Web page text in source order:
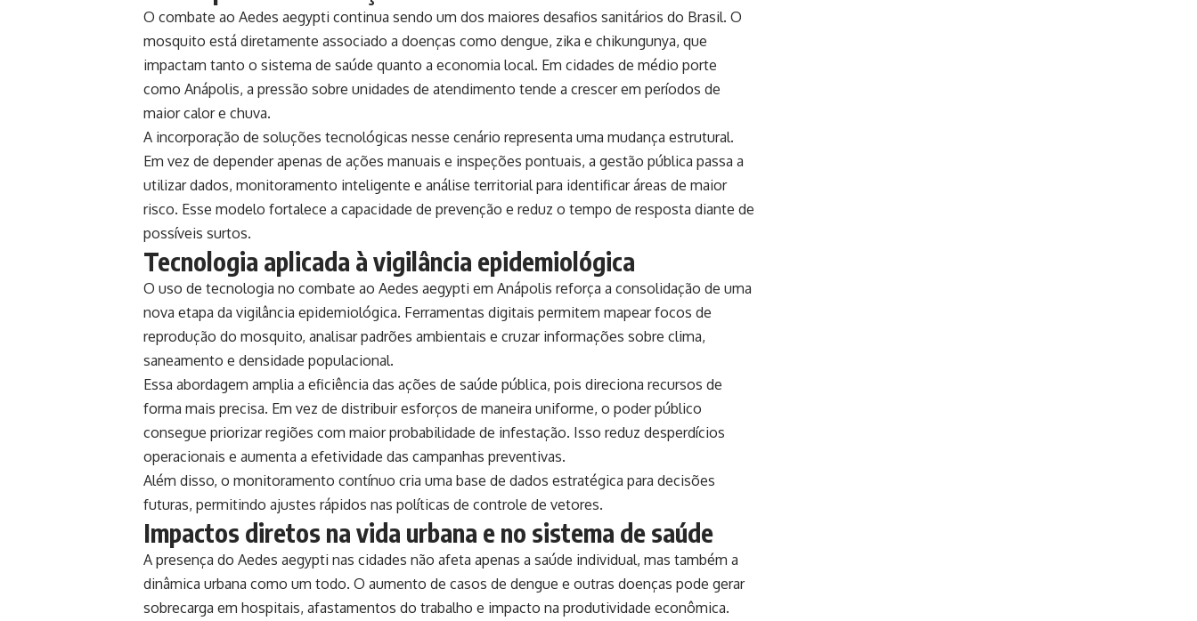
O combate ao Aedes aegypti continua sendo um dos maiores desafios sanitários do Brasil. O
mosquito está diretamente associado a doenças como dengue, zika e chikungunya, que
impactam tanto o sistema de saúde quanto a economia local. Em cidades de médio porte
como Anápolis, a pressão sobre unidades de atendimento tende a crescer em períodos de
maior calor e chuva.
A incorporação de soluções tecnológicas nesse cenário representa uma mudança estrutural.
Em vez de depender apenas de ações manuais e inspeções pontuais, a gestão pública passa a
utilizar dados, monitoramento inteligente e análise territorial para identificar áreas de maior
risco. Esse modelo fortalece a capacidade de prevenção e reduz o tempo de resposta diante de
possíveis surtos.
Tecnologia aplicada à vigilância epidemiológica
O uso de tecnologia no combate ao Aedes aegypti em Anápolis reforça a consolidação de uma
nova etapa da vigilância epidemiológica. Ferramentas digitais permitem mapear focos de
reprodução do mosquito, analisar padrões ambientais e cruzar informações sobre clima,
saneamento e densidade populacional.
Essa abordagem amplia a eficiência das ações de saúde pública, pois direciona recursos de
forma mais precisa. Em vez de distribuir esforços de maneira uniforme, o poder público
consegue priorizar regiões com maior probabilidade de infestação. Isso reduz desperdícios
operacionais e aumenta a efetividade das campanhas preventivas.
Além disso, o monitoramento contínuo cria uma base de dados estratégica para decisões
futuras, permitindo ajustes rápidos nas políticas de controle de vetores.
Impactos diretos na vida urbana e no sistema de saúde
A presença do Aedes aegypti nas cidades não afeta apenas a saúde individual, mas também a
dinâmica urbana como um todo. O aumento de casos de dengue e outras doenças pode gerar
sobrecarga em hospitais, afastamentos do trabalho e impacto na produtividade econômica.